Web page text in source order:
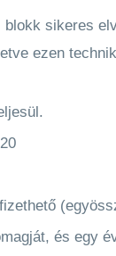
sikeres
ezen
és egy